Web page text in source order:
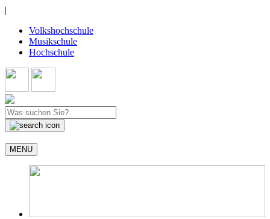
|
Volkshochschule
Musikschule
Hochschule
MENU